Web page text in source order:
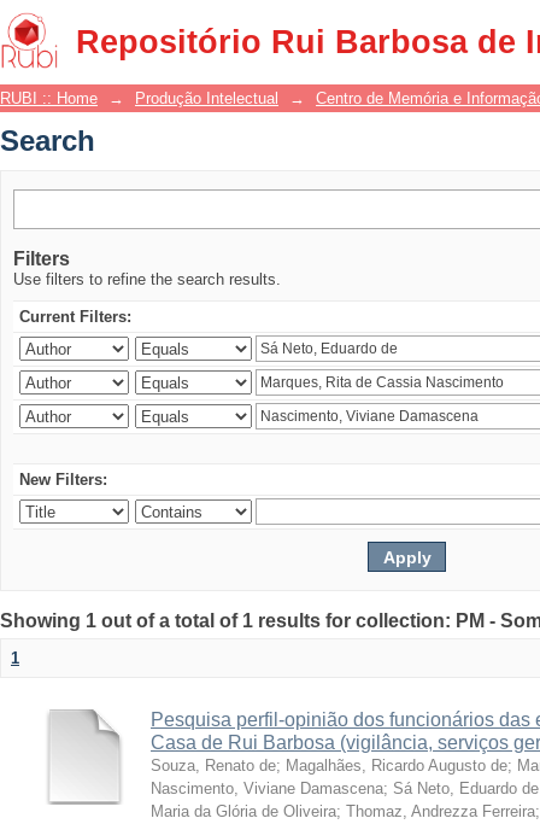
Repositório Rui Barbosa de
Search
RUBI :: Home → Produção Intelectual → Centro de Memória e
Search
Filters
Use filters to refine the search results.
Current Filters:
New Filters:
Showing 1 out of a total of 1 results for collection: PM -
1
Pesquisa perfil-opinião dos funcionários das
Casa de Rui Barbosa (vigilância, serviços
Souza, Renato de; Magalhães, Ricardo Augusto de;
Nascimento, Viviane Damascena; Sá Neto, Eduardo de
Maria da Glória de Oliveira; Thomaz, Andrezza Ferreira